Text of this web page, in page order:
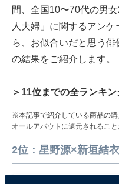
間、全国10〜70代の男
人夫婦」に関するアン
ら、お似合いだと思う
の結果をご紹介します。
＞11位までの全ランキ
※本記事で紹介している商品の
オールアバウトに還元されること
2位：星野源×新垣結